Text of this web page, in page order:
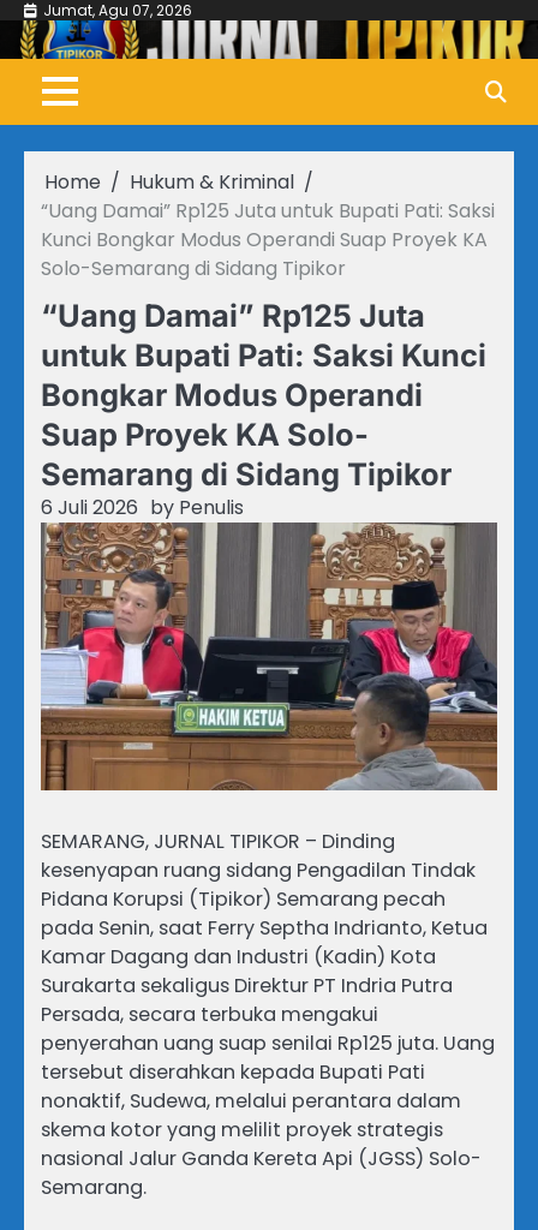
Skip
content
Jumat, Agu 07, 2026
Home
Hukum & Kriminal
“Uang Damai” Rp125 Juta untuk Bupati Pati: Saksi
Kunci Bongkar Modus Operandi Suap Proyek KA
Solo-Semarang di Sidang Tipikor
“Uang Damai” Rp125 Juta
untuk Bupati Pati: Saksi Kunci
Bongkar Modus Operandi
Suap Proyek KA Solo-
Semarang di Sidang Tipikor
6 Juli 2026 by Penulis
SEMARANG, JURNAL TIPIKOR – Dinding
kesenyapan ruang sidang Pengadilan Tindak
Pidana Korupsi (Tipikor) Semarang pecah
pada Senin, saat Ferry Septha Indrianto, Ketua
Kamar Dagang dan Industri (Kadin) Kota
Surakarta sekaligus Direktur PT Indria Putra
Persada, secara terbuka mengakui
penyerahan uang suap senilai Rp125 juta. Uang
tersebut diserahkan kepada Bupati Pati
nonaktif, Sudewa, melalui perantara dalam
skema kotor yang melilit proyek strategis
nasional Jalur Ganda Kereta Api (JGSS) Solo-
Semarang.